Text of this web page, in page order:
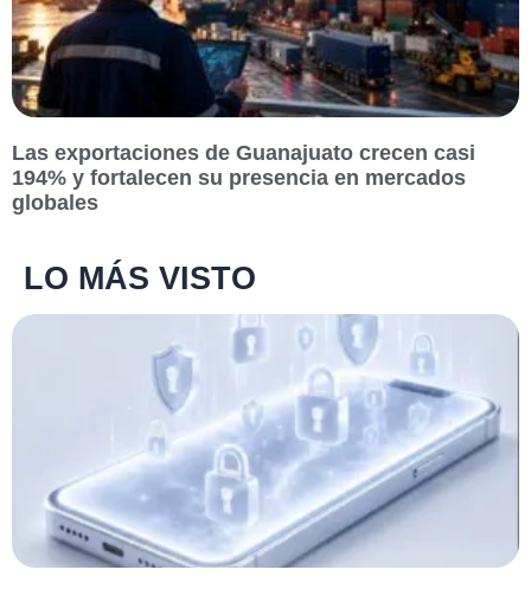
Las exportaciones de Guanajuato crecen casi
194% y fortalecen su presencia en mercados
globales
LO MÁS VISTO